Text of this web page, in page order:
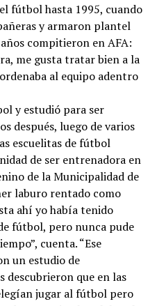
fútbol hasta 1995, cuando
y armaron plantel
compitieron en AFA:
me gusta tratar bien a la
al equipo adentro
y estudió para ser
después, luego de varios
escuelitas de fútbol
de ser entrenadora en
de la Municipalidad de
laburo rentado como
ahí yo había tenido
fútbol, pero nunca pude
cuenta. “Ese
un estudio de
descubrieron que en las
jugar al fútbol pero